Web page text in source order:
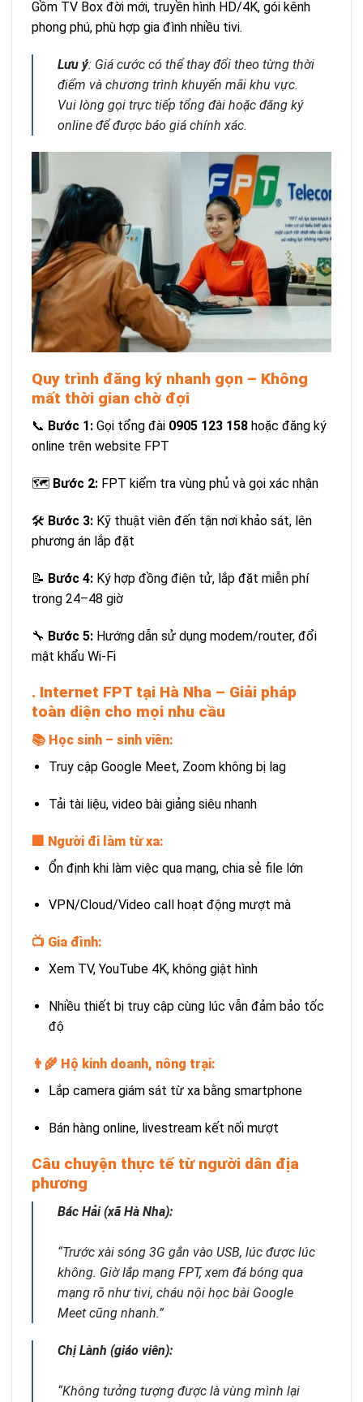
Gồm TV Box đời mới, truyền hình HD/4K, gói kênh
phong phú, phù hợp gia đình nhiều tivi.
Lưu ý: Giá cước có thể thay đổi theo từng thời
điểm và chương trình khuyến mãi khu vực.
Vui lòng gọi trực tiếp tổng đài hoặc đăng ký
online để được báo giá chính xác.
Quy trình đăng ký nhanh gọn – Không
mất thời gian chờ đợi
📞 Bước 1: Gọi tổng đài 0905 123 158 hoặc đăng ký
online trên website FPT
🗺️ Bước 2: FPT kiểm tra vùng phủ và gọi xác nhận
🛠️ Bước 3: Kỹ thuật viên đến tận nơi khảo sát, lên
phương án lắp đặt
📝 Bước 4: Ký hợp đồng điện tử, lắp đặt miễn phí
trong 24–48 giờ
🔧 Bước 5: Hướng dẫn sử dụng modem/router, đổi
mật khẩu Wi-Fi
. Internet FPT tại Hà Nha – Giải pháp
toàn diện cho mọi nhu cầu
📚 Học sinh – sinh viên:
Truy cập Google Meet, Zoom không bị lag
Tải tài liệu, video bài giảng siêu nhanh
🏢 Người đi làm từ xa:
Ổn định khi làm việc qua mạng, chia sẻ file lớn
VPN/Cloud/Video call hoạt động mượt mà
📺 Gia đình:
Xem TV, YouTube 4K, không giật hình
Nhiều thiết bị truy cập cùng lúc vẫn đảm bảo tốc
độ
👨‍🌾 Hộ kinh doanh, nông trại:
Lắp camera giám sát từ xa bằng smartphone
Bán hàng online, livestream kết nối mượt
Câu chuyện thực tế từ người dân địa
phương
Bác Hải (xã Hà Nha):
“Trước xài sóng 3G gắn vào USB, lúc được lúc
không. Giờ lắp mạng FPT, xem đá bóng qua
mạng rõ như tivi, cháu nội học bài Google
Meet cũng nhanh.”
Chị Lành (giáo viên):
“Không tưởng tượng được là vùng mình lại